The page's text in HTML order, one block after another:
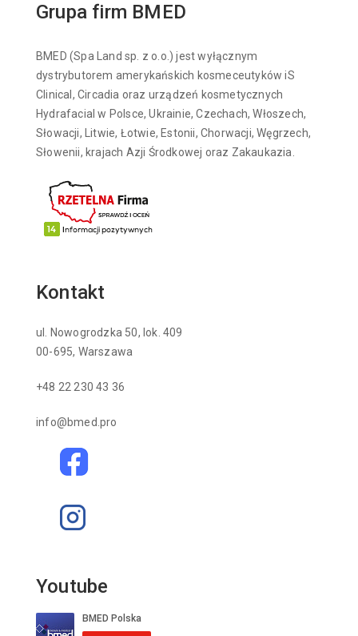
Grupa firm BMED
BMED (Spa Land sp. z o.o.) jest wyłącznym
dystrybutorem amerykańskich kosmeceutyków iS
Clinical, Circadia oraz urządzeń kosmetycznych
Hydrafacial w Polsce, Ukrainie, Czechach, Włoszech,
Słowacji, Litwie, Łotwie, Estonii, Chorwacji, Węgrzech,
Słowenii, krajach Azji Środkowej oraz Zakaukazia.
Kontakt
ul. Nowogrodzka 50, lok. 409
00-695, Warszawa
+48 22 230 43 36
info@bmed.pro
Youtube